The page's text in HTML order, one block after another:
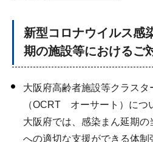
新型コロナウイルス感
期の施設等におけるご
大阪府高齢者施設等クラスタ
（OCRT オーサート）につ
大阪府では、感染まん延期
への適切な支援ができる体